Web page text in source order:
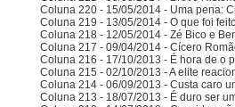
Coluna 220 - 15/05/2014 - Uma pena:
Coluna 219 - 13/05/2014 - O que foi
Coluna 218 - 12/05/2014 - Zé Bico e
Coluna 217 - 09/04/2014 - Cícero
Coluna 216 - 17/10/2013 - É hora de o
Coluna 215 - 02/10/2013 - A elite
Coluna 214 - 06/09/2013 - Custa caro
Coluna 213 - 18/07/2013 - É duro ser